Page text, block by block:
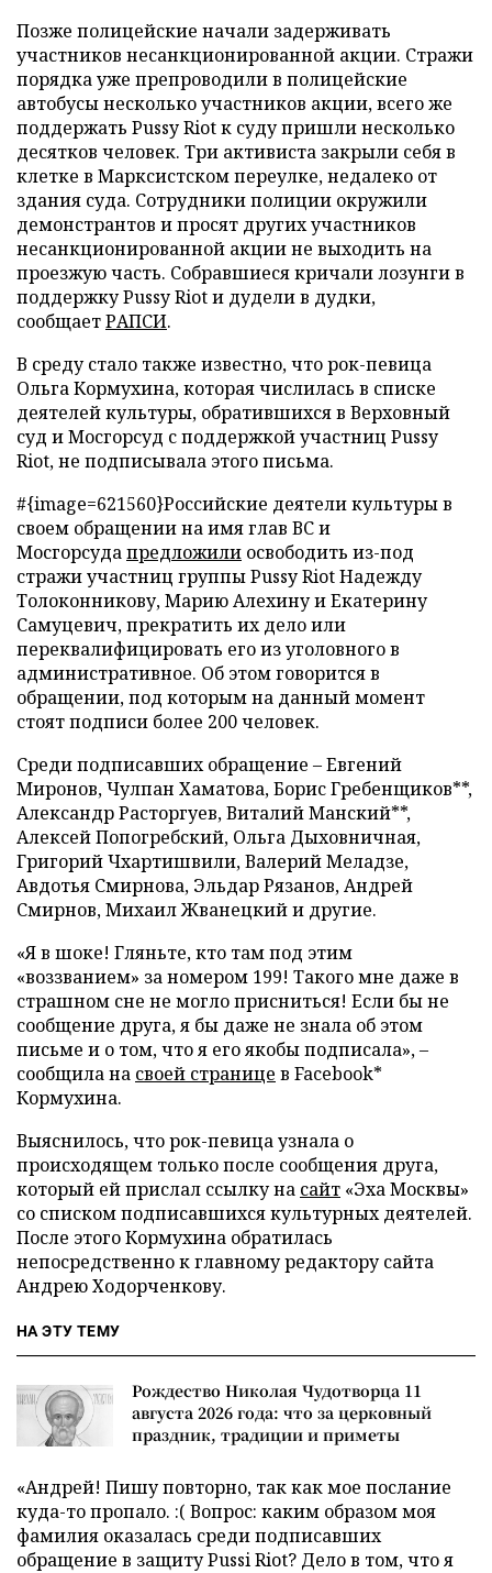
Позже полицейские начали задерживать
участников несанкционированной акции. Стражи
порядка уже препроводили в полицейские
автобусы несколько участников акции, всего же
поддержать Pussy Riot к суду пришли несколько
десятков человек. Три активиста закрыли себя в
клетке в Марксистском переулке, недалеко от
здания суда. Сотрудники полиции окружили
демонстрантов и просят других участников
несанкционированной акции не выходить на
проезжую часть. Собравшиеся кричали лозунги в
поддержку Pussy Riot и дудели в дудки,
сообщаетРАПСИ.
В среду стало также известно, что рок-певица
Ольга Кормухина, которая числилась в списке
деятелей культуры, обратившихся в Верховный
суд и Мосгорсуд с поддержкой участниц Pussy
Riot, не подписывала этого письма.
#{image=621560}Российские деятели культуры в
своем обращении на имя глав ВС и
Мосгорсудапредложили освободить из-под
стражи участниц группы Pussy Riot Надежду
Толоконникову, Марию Алехину и Екатерину
Самуцевич, прекратить их дело или
переквалифицировать его из уголовного в
административное. Об этом говорится в
обращении, под которым на данный момент
стоят подписи более 200 человек.
Среди подписавших обращение – Евгений
Миронов, Чулпан Хаматова, Борис Гребенщиков**,
Александр Расторгуев, Виталий Манский**,
Алексей Попогребский, Ольга Дыховничная,
Григорий Чхартишвили, Валерий Меладзе,
Авдотья Смирнова, Эльдар Рязанов, Андрей
Смирнов, Михаил Жванецкий и другие.
«Я в шоке! Гляньте, кто там под этим
«воззванием» за номером 199! Такого мне даже в
страшном сне не могло присниться! Если бы не
сообщение друга, я бы даже не знала об этом
письме и о том, что я его якобы подписала», –
сообщила на своей странице в Facebook*
Кормухина.
Выяснилось, что рок-певица узнала о
происходящем только после сообщения друга,
который ей прислал ссылку на сайт «Эха Москвы»
со списком подписавшихся культурных деятелей.
После этого Кормухина обратилась
непосредственно к главному редактору сайта
Андрею Ходорченкову.
НА ЭТУ ТЕМУ
Рождество Николая Чудотворца 11
августа 2026 года: что за церковный
праздник, традиции и приметы
«Андрей! Пишу повторно, так как мое послание
куда-то пропало. :( Вопрос: каким образом моя
фамилия оказалась среди подписавших
обращение в защиту Pussi Riot? Дело в том, что я